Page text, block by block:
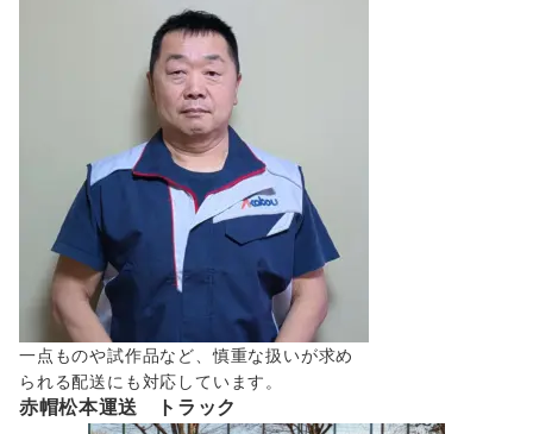
一点ものや試作品など、慎重な扱いが求め
られる配送にも対応しています。
赤帽松本運送 トラック